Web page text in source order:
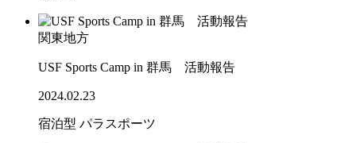
関東地方
USF Sports Camp in 群馬 活動報告
2024.02.23
宿泊型 パラスポーツ